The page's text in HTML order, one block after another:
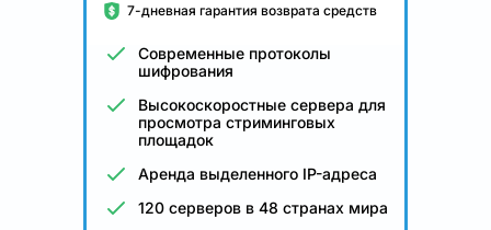
7-дневная гарантия возврата средств
Современные протоколы
шифрования
Высокоскоростные сервера для
просмотра стриминговых
площадок
Аренда выделенного IP-адреса
120 серверов в 48 странах мира